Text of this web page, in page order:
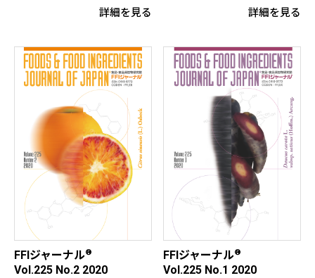
詳細を見る 詳細を見る
FFIジャーナル®
Vol.225 No.2 2020
FFIジャーナル®
Vol.225 No.1 2020